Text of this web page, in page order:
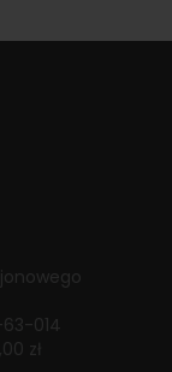
014
zł